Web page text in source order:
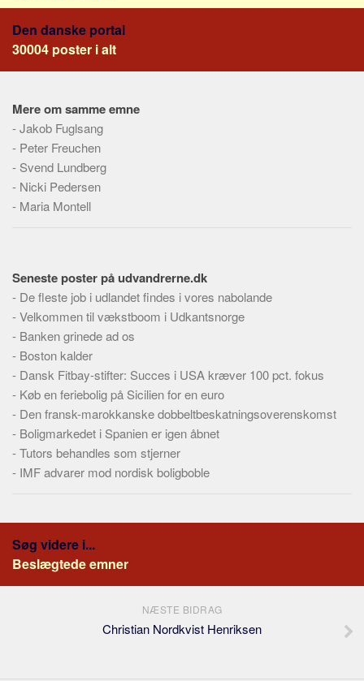
Økonomi
Jura og regler
Skatter og afgifter
Praktisk
Alle
Meta
Dokumenttyper
Steder
Kilder
Om
Webstedet
Forhistorien
Redigering
Tekstannoncer
Bannere
Den danske portal
30004 poster i alt
Mere om samme emne
-Jakob Fuglsang
- Peter Freuchen
- Svend Lundberg
- Nicki Pedersen
- Maria Montell
Seneste poster på udvandrerne.dk
- De fleste job i udlandet findes i vores nabolande
-Velkommen til vækstboom i Udkantsnorge
- Banken grinede ad os
- Boston kalder
- Dansk Fitbay-stifter: Succes i USA kræver 100 pct. fokus
- Køb en feriebolig på Sicilien for en euro
- Den fransk-marokkanske dobbeltbeskatningsoverenskomst
- Boligmarkedet i Spanien er igen åbnet
-Tutors behandles som stjerner
- IMF advarer mod nordisk boligboble
Søg videre i...
Beslægtede emner
NÆSTE BIDRAG
Christian Nordkvist Henriksen